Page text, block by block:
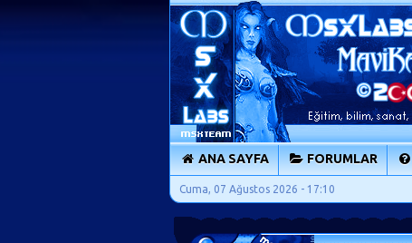
ANA SAYFA FORUMLAR
Cuma, 07 Ağustos 2026 - 17:10